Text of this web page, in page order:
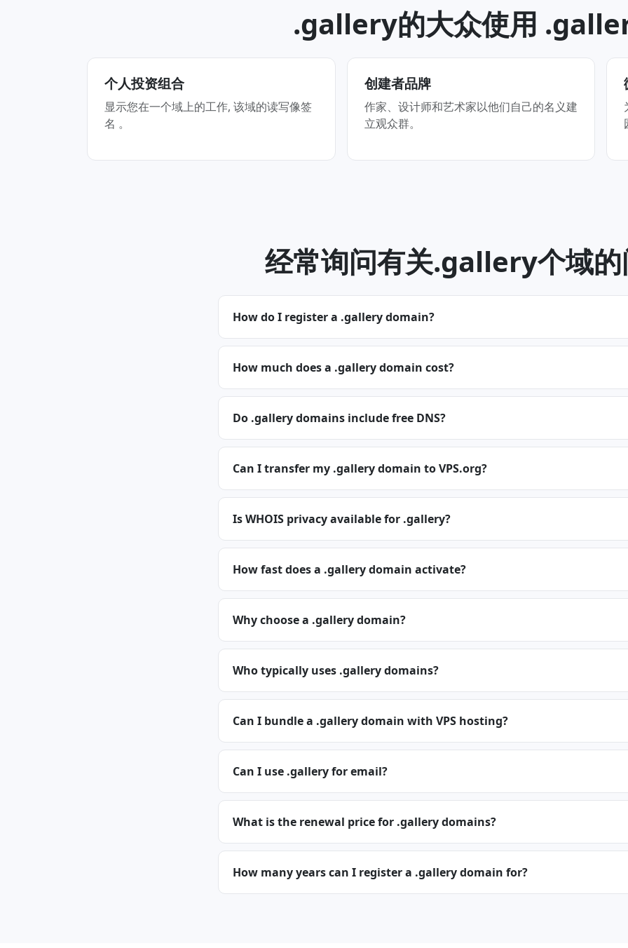
.gallery的大众使用
个人投资组合
显示您在一个域上的工作, 该域的读写像签
名 。
创建者品牌
作家、设计师和艺术家以他们自己的名义建
立观众群。
经常询问有关.gallery个域的
How do I register a .gallery domain?
How much does a .gallery domain cost?
Do .gallery domains include free DNS?
Can I transfer my .gallery domain to VPS.org?
Is WHOIS privacy available for .gallery?
How fast does a .gallery domain activate?
Why choose a .gallery domain?
Who typically uses .gallery domains?
Can I bundle a .gallery domain with VPS hosting?
Can I use .gallery for email?
What is the renewal price for .gallery domains?
How many years can I register a .gallery domain for?